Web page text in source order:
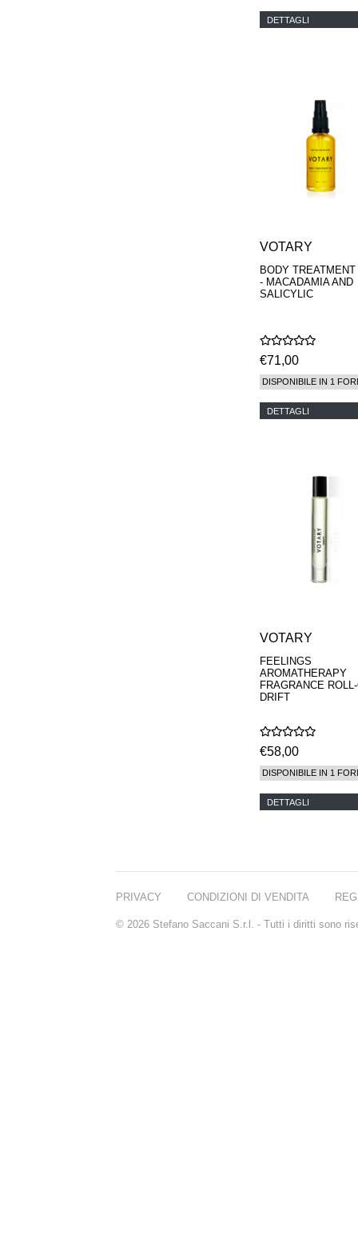
DETTAGLI
VOTARY
BODY
- MACADAMIA AND
SALICYLIC
€71,00
DISPONIBILE IN 1
DETTAGLI
VOTARY
FEELINGS
AROMATHERAPY
FRAGRANCE
DRIFT
€58,00
DISPONIBILE IN 1
DETTAGLI
PRIVACY CONDIZIONI DI VENDITA
© 2026 Stefano Saccani S.r.l. - Tutti i diritti sono